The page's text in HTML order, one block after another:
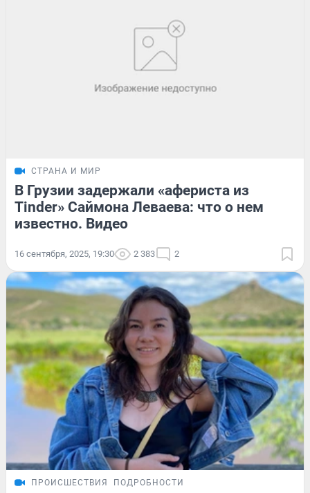
СТРАНА И МИР
В Грузии задержали «афериста из
Tinder» Саймона Леваева: что о нем
известно. Видео
16 сентября, 2025, 19:30 2 383 2
ПРОИСШЕСТВИЯ ПОДРОБНОСТИ